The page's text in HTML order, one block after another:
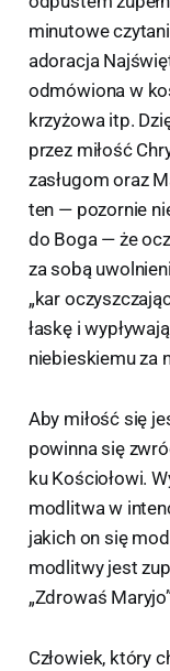
minutowe
adoracja
odmówiona w
krzyżowa itp.
przez miłość
zasługom oraz
ten — pozornie
do Boga — że
za sobą
„kar
łaskę i
niebieskiemu za
Aby miłość się
powinna się
ku Kościołowi.
modlitwa w
jakich on się
modlitwy jest
„Zdrowaś
Człowiek, który